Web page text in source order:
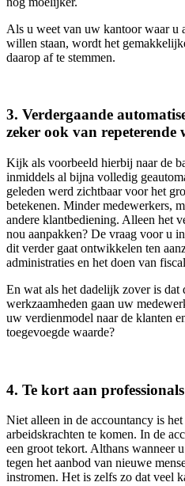
Als u weet van uw kantoor waar u
willen staan, wordt het
daarop af te stemmen.
3. Verdergaande
zeker ook van repeterende
Kijk als voorbeeld hierbij naar de
inmiddels al bijna volledig
geleden werd zichtbaar voor het
betekenen. Minder medewerkers,
andere klantbediening. Alleen het
nou aanpakken? De vraag voor u
dit verder gaat ontwikkelen ten
administraties en het doen van
En wat als het dadelijk zover is dat
werkzaamheden gaan uw
uw verdienmodel naar de klanten
toegevoegde waarde?
4. Te kort aan professionals
Niet alleen in de accountancy is
arbeidskrachten te komen. In de
een groot tekort. Althans wanneer
tegen het aanbod van nieuwe
instromen. Het is zelfs zo dat veel